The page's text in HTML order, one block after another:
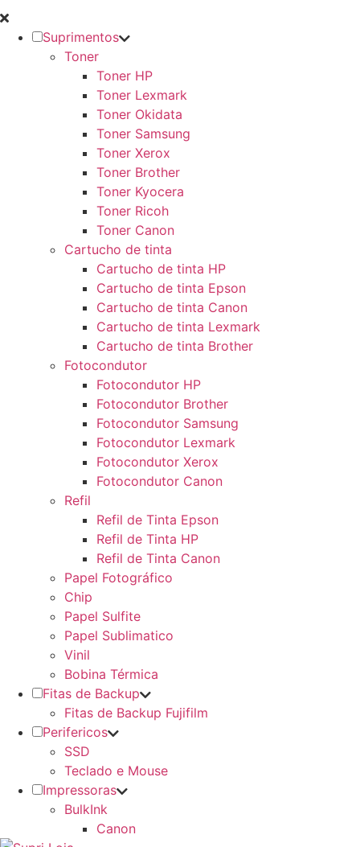
Suprimentos
Toner
Toner HP
Toner Lexmark
Toner Okidata
Toner Samsung
Toner Xerox
Toner Brother
Toner Kyocera
Toner Ricoh
Toner Canon
Cartucho de tinta
Cartucho de tinta HP
Cartucho de tinta Epson
Cartucho de tinta Canon
Cartucho de tinta Lexmark
Cartucho de tinta Brother
Fotocondutor
Fotocondutor HP
Fotocondutor Brother
Fotocondutor Samsung
Fotocondutor Lexmark
Fotocondutor Xerox
Fotocondutor Canon
Refil
Refil de Tinta Epson
Refil de Tinta HP
Refil de Tinta Canon
Papel Fotográfico
Chip
Papel Sulfite
Papel Sublimatico
Vinil
Bobina Térmica
Fitas de Backup
Fitas de Backup Fujifilm
Perifericos
SSD
Teclado e Mouse
Impressoras
BulkInk
Canon